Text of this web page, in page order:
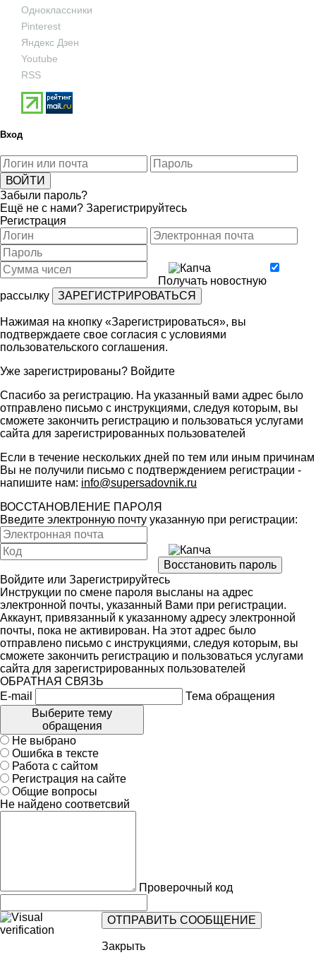
Одноклассники
Pinterest
Яндекс Дзен
Youtube
RSS
Вход
Забыли пароль?
Ещё не с нами? Зарегистрируйтесь
Регистрация
Получать новостную
рассылку
Нажимая на кнопку «Зарегистрироваться», вы
подтверждаете свое согласия с условиями
пользовательского соглашения.
Уже зарегистрированы? Войдите
Спасибо за регистрацию. На указанный вами адрес было
отправлено письмо с инструкциями, следуя которым, вы
сможете закончить регистрацию и пользоваться услугами
сайта для зарегистрированных пользователей
Если в течение нескольких дней по тем или иным причинам
Вы не получили письмо с подтверждением регистрации -
напишите нам: info@supersadovnik.ru
ВОССТАНОВЛЕНИЕ ПАРОЛЯ
Введите электронную почту указанную при регистрации:
Войдите или Зарегистрируйтесь
Инструкции по смене пароля высланы на адрес
электронной почты, указанный Вами при регистрации.
Аккаунт, привязанный к указанному адресу электронной
почты, пока не активирован. На этот адрес было
отправлено письмо с инструкциями, следуя которым, вы
сможете закончить регистрацию и пользоваться услугами
сайта для зарегистрированных пользователей
ОБРАТНАЯ СВЯЗЬ
E-mail
Тема обращения
Выберите тему
обращения
Не выбрано
Ошибка в тексте
Работа с сайтом
Регистрация на сайте
Общие вопросы
Не найдено соответсвий
Проверочный код
Закрыть